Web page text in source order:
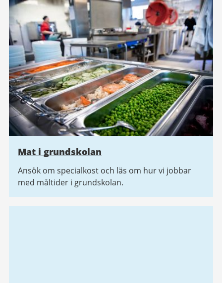
Mat i grundskolan
Ansök om specialkost och läs om hur vi jobbar
med måltider i grundskolan.